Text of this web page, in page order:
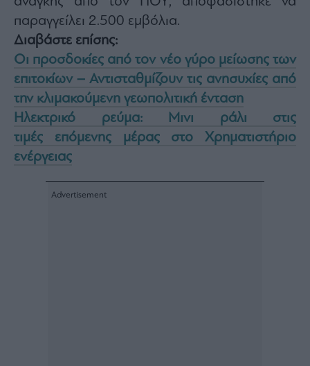
παραγγείλει 2.500 εμβόλια.
Διαβάστε επίσης:
Οι προσδοκίες από τον νέο γύρο μείωσης των
επιτοκίων – Αντισταθμίζουν τις ανησυχίες από
την κλιμακούμενη γεωπολιτική ένταση
Ηλεκτρικό ρεύμα: Μινι ράλι στις
τιμές επόμενης μέρας στο Χρηματιστήριο
ενέργειας